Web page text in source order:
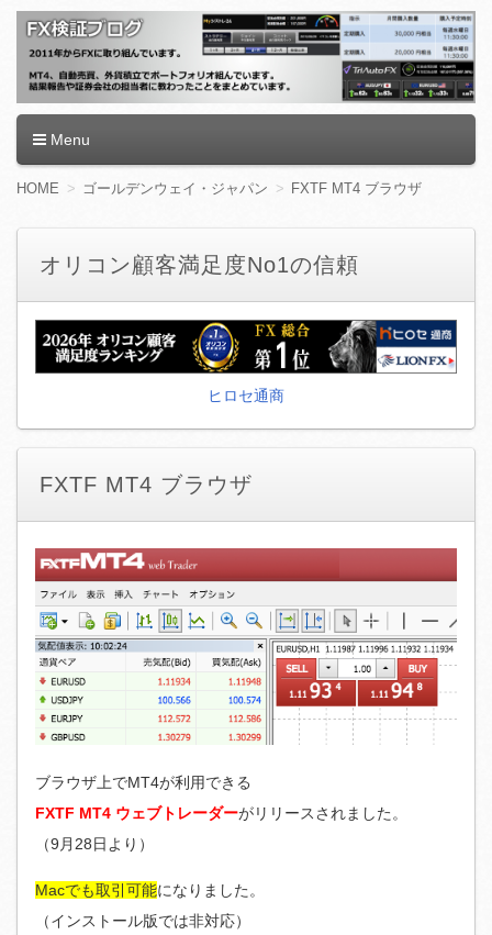
FX検証ブログ
Menu
コ
ツ
動
HOME ゴールデンウェイ・ジャパン FXTF MT4 ブラウザ
オリコン顧客満足度No1の信頼
ヒロセ通商
FXTF MT4 ブラウザ
ブラウザ上でMT4が利用できる
FXTF MT4 ウェブトレーダーがリリースされました。
（9月28日より）
Macでも取引可能になりました。
（インストール版では非対応）